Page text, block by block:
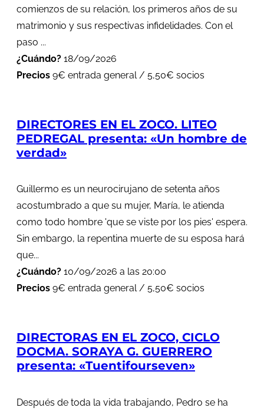
comienzos de su relación, los primeros años de su
matrimonio y sus respectivas infidelidades. Con el
paso ...
¿Cuándo? 18/09/2026
Precios 9€ entrada general / 5,50€ socios
DIRECTORES EN EL ZOCO. LITEO
PEDREGAL presenta: «Un hombre de
verdad»
Guillermo es un neurocirujano de setenta años
acostumbrado a que su mujer, María, le atienda
como todo hombre 'que se viste por los pies' espera.
Sin embargo, la repentina muerte de su esposa hará
que...
¿Cuándo? 10/09/2026 a las 20:00
Precios 9€ entrada general / 5,50€ socios
DIRECTORAS EN EL ZOCO, CICLO
DOCMA. SORAYA G. GUERRERO
presenta: «Tuentifourseven»
Después de toda la vida trabajando, Pedro se ha